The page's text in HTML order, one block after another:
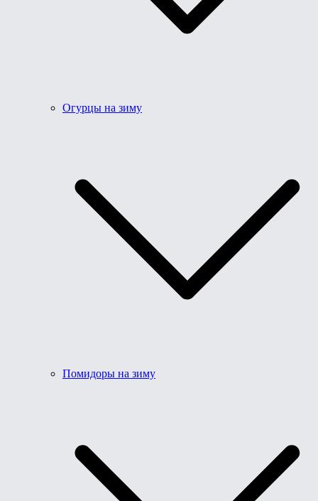
Огурцы на зиму
Помидоры на зиму